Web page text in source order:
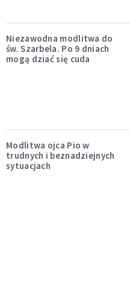
Niezawodna modlitwa do
św. Szarbela. Po 9 dniach
mogą dziać się cuda
Modlitwa ojca Pio w
trudnych i beznadziejnych
sytuacjach